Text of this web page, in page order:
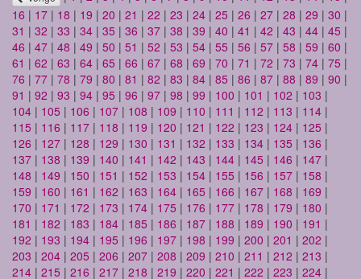
16 | 17 | 18 | 19 | 20 | 21 | 22 | 23 | 24 | 25 | 26 | 27 | 28 | 29 | 30 |
31 | 32 | 33 | 34 | 35 | 36 | 37 | 38 | 39 | 40 | 41 | 42 | 43 | 44 | 45 |
46 | 47 | 48 | 49 | 50 | 51 | 52 | 53 | 54 | 55 | 56 | 57 | 58 | 59 | 60 |
61 | 62 | 63 | 64 | 65 | 66 | 67 | 68 | 69 | 70 | 71 | 72 | 73 | 74 | 75 |
76 | 77 | 78 | 79 | 80 | 81 | 82 | 83 | 84 | 85 | 86 | 87 | 88 | 89 | 90 |
91 | 92 | 93 | 94 | 95 | 96 | 97 | 98 | 99 | 100 | 101 | 102 | 103 |
104 | 105 | 106 | 107 | 108 | 109 | 110 | 111 | 112 | 113 | 114 |
115 | 116 | 117 | 118 | 119 | 120 | 121 | 122 | 123 | 124 | 125 |
126 | 127 | 128 | 129 | 130 | 131 | 132 | 133 | 134 | 135 | 136 |
137 | 138 | 139 | 140 | 141 | 142 | 143 | 144 | 145 | 146 | 147 |
148 | 149 | 150 | 151 | 152 | 153 | 154 | 155 | 156 | 157 | 158 |
159 | 160 | 161 | 162 | 163 | 164 | 165 | 166 | 167 | 168 | 169 |
170 | 171 | 172 | 173 | 174 | 175 | 176 | 177 | 178 | 179 | 180 |
181 | 182 | 183 | 184 | 185 | 186 | 187 | 188 | 189 | 190 | 191 |
192 | 193 | 194 | 195 | 196 | 197 | 198 | 199 | 200 | 201 | 202 |
203 | 204 | 205 | 206 | 207 | 208 | 209 | 210 | 211 | 212 | 213 |
214 | 215 | 216 | 217 | 218 | 219 | 220 | 221 | 222 | 223 | 224 |